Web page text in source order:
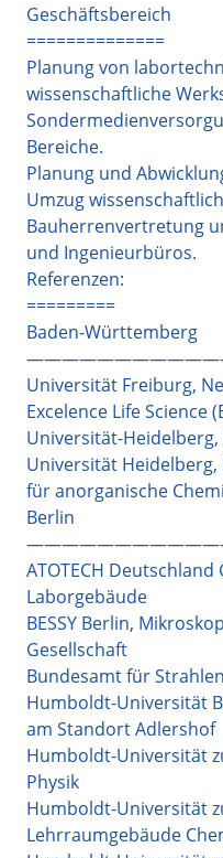
Geschäftsbereich
==============
Planung von
wissenschaftliche
Bereiche.
Planung und
Umzug
Bauherrenvertretung
und Ingenieurbüros.
Referenzen:
=========
Baden-Württemberg
Universität Freiburg,
Excelence Life Science
Universität-
Universität
für anorganische
Berlin
ATOTECH
Laborgebäude
BESSY Berlin,
Gesellschaft
Bundesamt für
Humboldt-Universität
am Standort Adlershof
Humboldt-Universität
Physik
Humboldt-Universität
Lehrraumgebäude